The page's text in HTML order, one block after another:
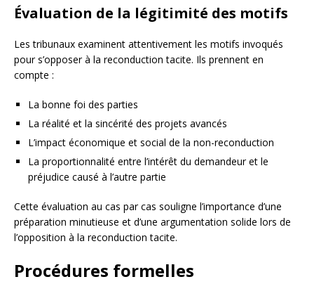
Évaluation de la légitimité des motifs
Les tribunaux examinent attentivement les motifs invoqués
pour s’opposer à la reconduction tacite. Ils prennent en
compte :
La bonne foi des parties
La réalité et la sincérité des projets avancés
L’impact économique et social de la non-reconduction
La proportionnalité entre l’intérêt du demandeur et le
préjudice causé à l’autre partie
Cette évaluation au cas par cas souligne l’importance d’une
préparation minutieuse et d’une argumentation solide lors de
l’opposition à la reconduction tacite.
Procédures formelles